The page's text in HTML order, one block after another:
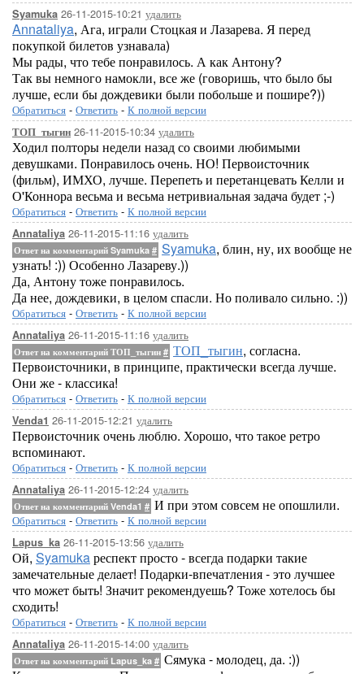
Syamuka 26-11-2015-10:21 удалить
Annataliya, Ага, играли Стоцкая и Лазарева. Я перед
покупкой билетов узнавала)
Мы рады, что тебе понравилось. А как Антону?
Так вы немного намокли, все же (говоришь, что было бы
лучше, если бы дождевики были побольше и пошире?))
Обратиться - Ответить - К полной версии
ТОП_тыгин 26-11-2015-10:34 удалить
Ходил полторы недели назад со своими любимыми
девушками. Понравилось очень. НО! Первоисточник
(фильм), ИМХО, лучше. Перепеть и перетанцевать Келли и
О'Коннора весьма и весьма нетривиальная задача будет ;-)
Обратиться - Ответить - К полной версии
Annataliya 26-11-2015-11:16 удалить
Ответ на комментарий Syamuka # Syamuka, блин, ну, их вообще не
узнать! :)) Особенно Лазареву.))
Да, Антону тоже понравилось.
Да нее, дождевики, в целом спасли. Но поливало сильно. :))
Обратиться - Ответить - К полной версии
Annataliya 26-11-2015-11:16 удалить
Ответ на комментарий ТОП_тыгин # ТОП_тыгин, согласна.
Первоисточники, в принципе, практически всегда лучше.
Они же - классика!
Обратиться - Ответить - К полной версии
Venda1 26-11-2015-12:21 удалить
Первоисточник очень люблю. Хорошо, что такое ретро
вспоминают.
Обратиться - Ответить - К полной версии
Annataliya 26-11-2015-12:24 удалить
Ответ на комментарий Venda1 # И при этом совсем не опошлили.
Обратиться - Ответить - К полной версии
Lapus_ka 26-11-2015-13:56 удалить
Ой, Syamukaреспект просто - всегда подарки такие
замечательные делает! Подарки-впечатления - это лучшее
что может быть! Значит рекомендуешь? Тоже хотелось бы
сходить!
Обратиться - Ответить - К полной версии
Annataliya 26-11-2015-14:00 удалить
Ответ на комментарий Lapus_ka # Сямука - молодец, да. :))